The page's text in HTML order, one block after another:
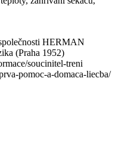
HERMAN
(Praha 1952)
soucinitel-treni
pomoc-a-domaca-liecba/